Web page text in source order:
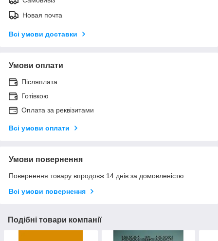
Новая почта
Всі умови доставки
Умови оплати
Післяплата
Готівкою
Оплата за реквізитами
Всі умови оплати
Умови повернення
Повернення товару впродовж 14 днів за домовленістю
Всі умови повернення
Подібні товари компанії